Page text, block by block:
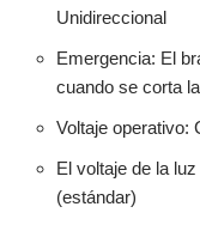
Unidireccional
Emergencia: El
cuando se corta
Voltaje operativo:
El voltaje de la
(estándar)